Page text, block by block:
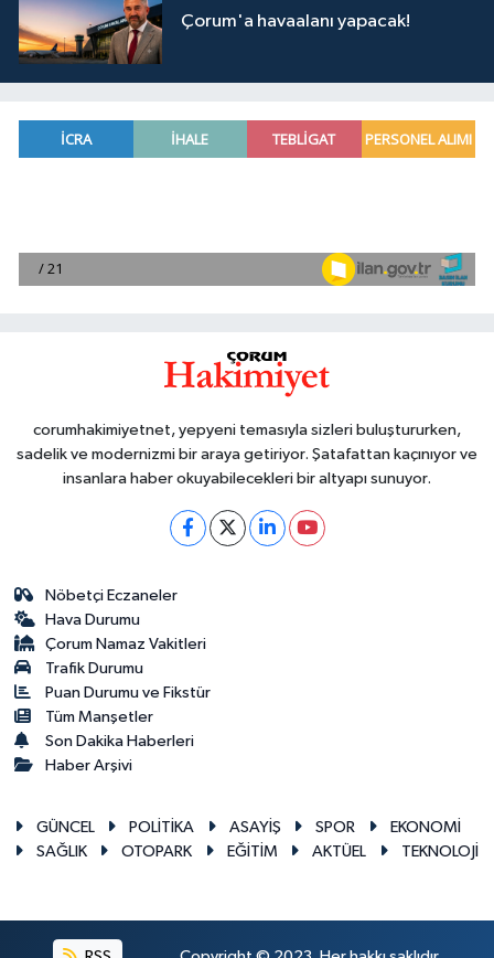
Çorum'a havaalanı yapacak!
corumhakimiyetnet, yepyeni temasıyla sizleri buluştururken,
sadelik ve modernizmi bir araya getiriyor. Şatafattan kaçınıyor ve
insanlara haber okuyabilecekleri bir altyapı sunuyor.
Nöbetçi Eczaneler
Hava Durumu
Çorum Namaz Vakitleri
Trafik Durumu
Puan Durumu ve Fikstür
Tüm Manşetler
Son Dakika Haberleri
Haber Arşivi
GÜNCEL POLİTİKA ASAYİŞ SPOR
EKONOMİ
SAĞLIK
OTOPARK EĞİTİM AKTÜEL TEKNOLOJİ